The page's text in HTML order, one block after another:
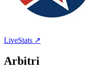
LiveStats ↗
Arbitri